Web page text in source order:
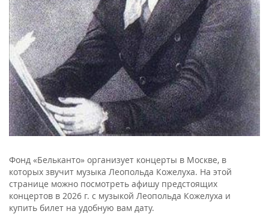
Фонд «Бельканто» организует концерты в Москве, в
которых звучит музыка Леопольда Кожелуха. На этой
странице можно посмотреть афишу предстоящих
концертов в 2026 г. с музыкой Леопольда Кожелуха и
купить билет на удобную вам дату.